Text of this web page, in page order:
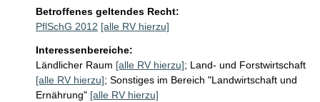
Betroffenes geltendes Recht:
PflSchG 2012 [alle RV hierzu]
Interessenbereiche:
Ländlicher Raum [alle RV hierzu]; Land- und Forstwirtschaft
[alle RV hierzu]; Sonstiges im Bereich "Landwirtschaft und
Ernährung" [alle RV hierzu]